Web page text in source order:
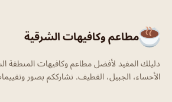
مطاعم وكافيهات الشرقية
دليلك المفيد لأفضل مطاعم وكافيهات المنطقة
الأحساء، الجبيل، القطيف. نشارككم بصور